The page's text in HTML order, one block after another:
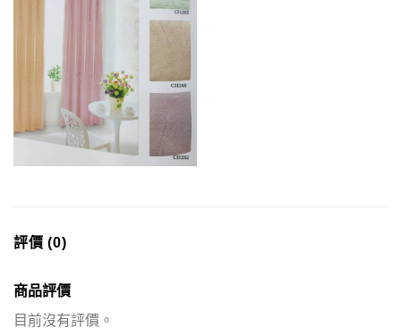
評價 (0)
商品評價
目前沒有評價。